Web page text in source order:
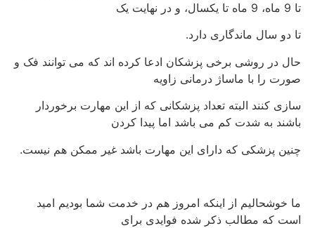
تا 9 ماه، 9 ماه تا یکسال، و در نهایت یک
تا دو سال ماندگاری دارد.
حال در روشی برخی پزشکان ادعا کرده اند که می توانند فک و
صورت را با ماساژ درمانی زاویه
سازی کنند البته تعداد پزشکانی که از این مهارت برخوردار
باشند به شدت کم می باشد اما پیدا کردن
چنین پزشکی که دارای این مهارت باشد غیر ممکن هم نیست.
ما خوشحالیم از اینکه امروز هم در خدمت شما بودیم امید
است که مطالب ذکر شده فوایدی برای